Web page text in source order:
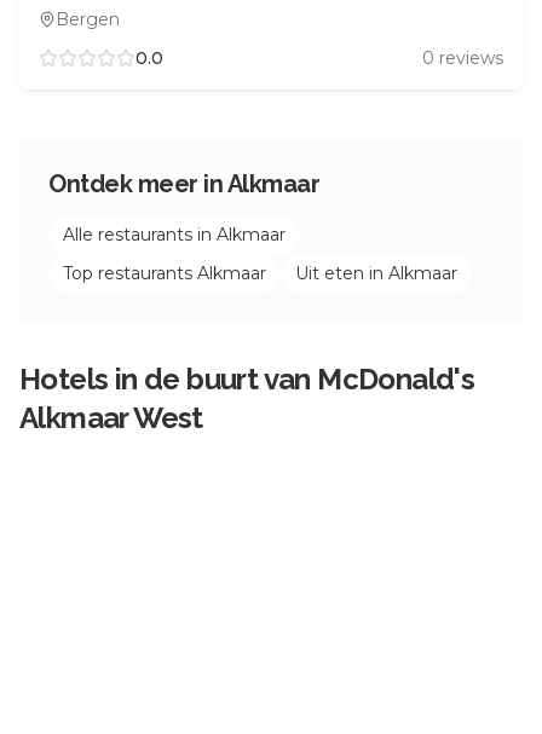
Bergen
0.0 0 reviews
Ontdek meer inAlkmaar
Alle restaurants in Alkmaar
Top restaurants Alkmaar Uit eten in Alkmaar
Hotels in de buurt van McDonald's
Alkmaar West